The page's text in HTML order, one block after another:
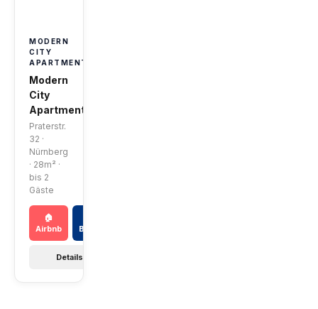
MODERN
CITY
APARTMENT
Modern
City
Apartment
Praterstr.
32 ·
Nürnberg
· 28m² ·
bis 2
Gäste
🏠
Airbnb
Booking
Details →